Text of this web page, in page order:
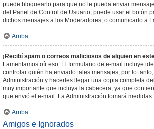
puede bloquearlo para que no le pueda enviar
del Panel de Control de Usuario, puede usar el botón
dichos mensajes a los Moderadores, o comunicarlo a
Arriba
¡Recibí spam o correos maliciosos de alguien en
Lamentamos oír eso. El formulario de e-mail incluye
controlar quién ha enviado tales mensajes, por lo
Administración y hacerles llegar una copia completa
muy importante que incluya la cabecera, ya que
que envió el e-mail. La Administración tomará medidas.
Arriba
Amigos e Ignorados